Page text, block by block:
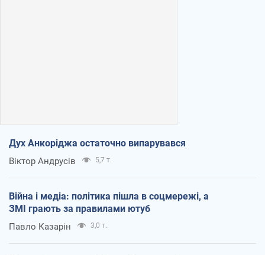
Дух Анкоріджа остаточно випарувався
Віктор Андрусів 5,7 т.
Війна і медіа: політика пішла в соцмережі, а
ЗМІ грають за правилами ютуб
Павло Казарін 3,0 т.